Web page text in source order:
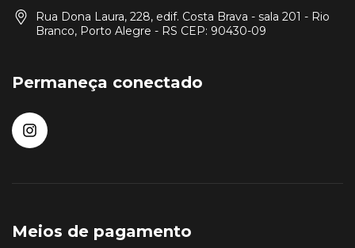
Rua Dona Laura, 228, edif. Costa Brava - sala 201 - Rio
Branco, Porto Alegre - RS CEP: 90430-09
Permaneça conectado
Meios de pagamento